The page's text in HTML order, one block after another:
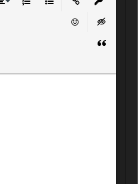
Нумерованный список
Маркированный
Вставить ссылку
Вставить